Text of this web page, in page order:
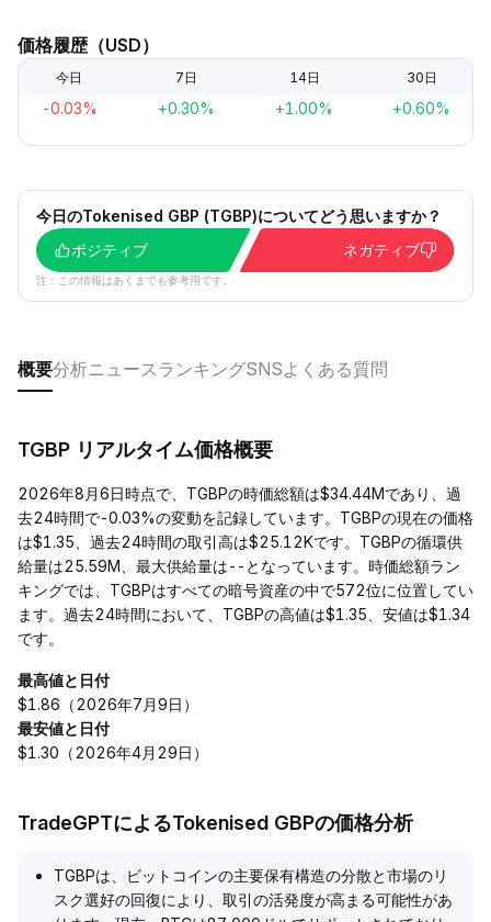
価格履歴（USD）
今日 7日 14日 30日
-0.03% +0.30% +1.00% +0.60%
今日のTokenised GBP (TGBP)についてどう思いますか？
ポジティブ
ネガティブ
注：この情報はあくまでも参考用です。
概要分析ニュース ランキングSNSよくある質問
TGBP リアルタイム価格概要
2026年8月6日時点で、TGBPの時価総額は$34.44Mであり、過
去24時間で-0.03%の変動を記録しています。TGBPの現在の価格
は$1.35、過去24時間の取引高は$25.12Kです。TGBPの循環供
給量は25.59M、最大供給量は--となっています。時価総額ラン
キングでは、TGBPはすべての暗号資産の中で572位に位置してい
ます。過去24時間において、TGBPの高値は$1.35、安値は$1.34
です。
最高値と日付
$1.86（2026年7月9日）
最安値と日付
$1.30（2026年4月29日）
TradeGPTによるTokenised GBPの価格分析
TGBPは、ビットコインの主要保有構造の分散と市場のリ
スク選好の回復により、取引の活発度が高まる可能性があ